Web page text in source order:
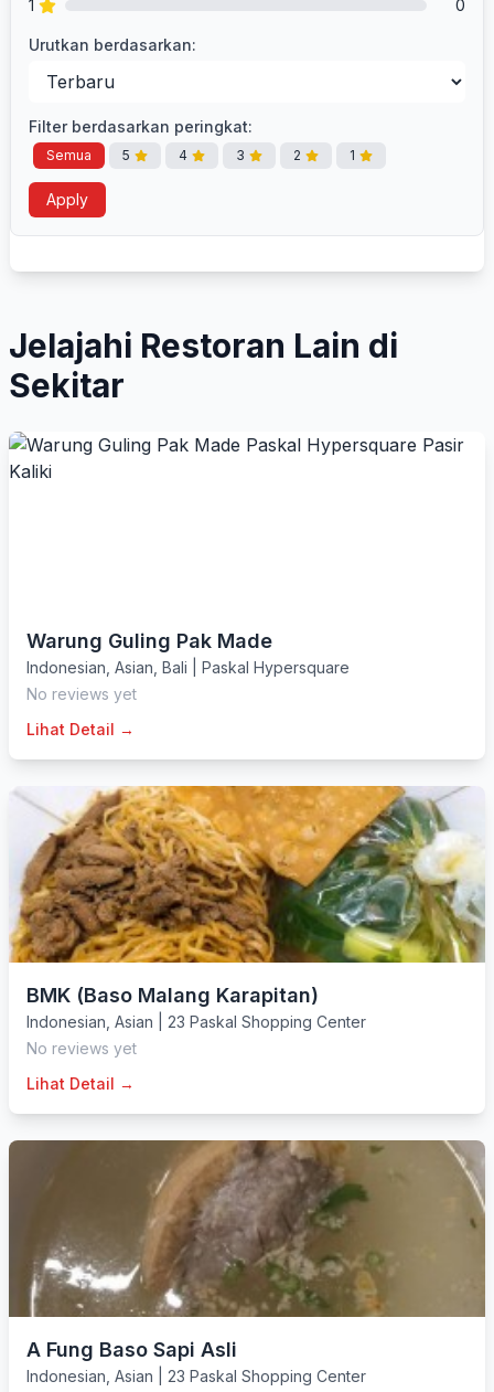
1 0
Urutkan berdasarkan:
Filter berdasarkan peringkat:
Semua 5 4 3 2 1
Apply
Jelajahi Restoran Lain di
Sekitar
Warung Guling Pak Made
Indonesian Asian Bali
Paskal Hypersquare
No reviews yet
Lihat Detail →
BMK (Baso Malang Karapitan)
Indonesian Asian
23 Paskal Shopping Center
No reviews yet
Lihat Detail →
A Fung Baso Sapi Asli
Indonesian Asian
23 Paskal Shopping Center